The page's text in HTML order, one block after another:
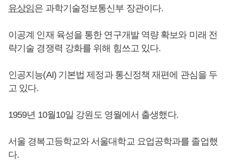
유상임은 과학기술정보통신부 장관이다.
이공계 인재 육성을 통한 연구개발 역량 확보와 미래 전
략기술 경쟁력 강화를 위해 힘쓰고 있다.
인공지능(AI) 기본법 제정과 통신정책 재편에 관심을 두
고 있다.
1959년 10월10일 강원도 영월에서 출생했다.
서울 경복고등학교와 서울대학교 요업공학과를 졸업했
다.